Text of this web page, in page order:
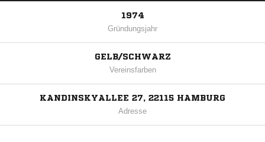
1974
Gründungsjahr
GELB/SCHWARZ
Vereinsfarben
KANDINSKYALLEE 27, 22115 HAMBURG
Adresse